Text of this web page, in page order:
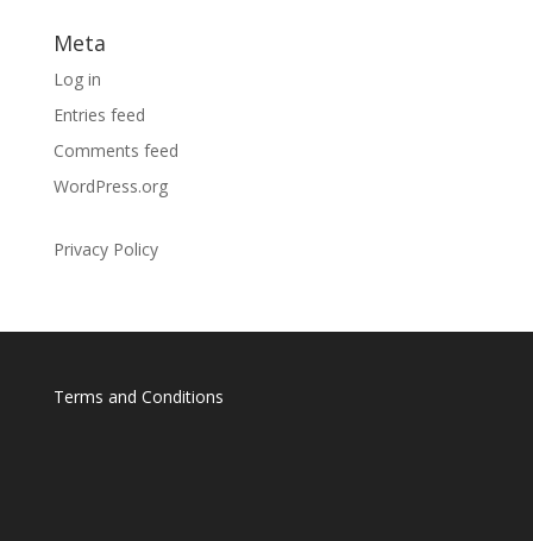
Meta
Log in
Entries feed
Comments feed
WordPress.org
Privacy Policy
Terms and Conditions